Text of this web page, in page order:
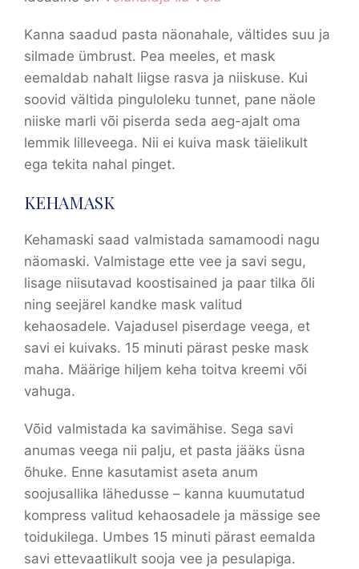
Kanna saadud pasta näonahale, vältides suu ja
silmade ümbrust. Pea meeles, et mask
eemaldab nahalt liigse rasva ja niiskuse. Kui
soovid vältida pinguloleku tunnet, pane näole
niiske marli või piserda seda aeg-ajalt oma
lemmik lilleveega. Nii ei kuiva mask täielikult
ega tekita nahal pinget.
KEHAMASK
Kehamaski saad valmistada samamoodi nagu
näomaski. Valmistage ette vee ja savi segu,
lisage niisutavad koostisained ja paar tilka õli
ning seejärel kandke mask valitud
kehaosadele. Vajadusel piserdage veega, et
savi ei kuivaks. 15 minuti pärast peske mask
maha. Määrige hiljem keha toitva kreemi või
vahuga.
Võid valmistada ka savimähise. Sega savi
anumas veega nii palju, et pasta jääks üsna
õhuke. Enne kasutamist aseta anum
soojusallika lähedusse – kanna kuumutatud
kompress valitud kehaosadele ja mässige see
toidukilega. Umbes 15 minuti pärast eemalda
savi ettevaatlikult sooja vee ja pesulapiga.